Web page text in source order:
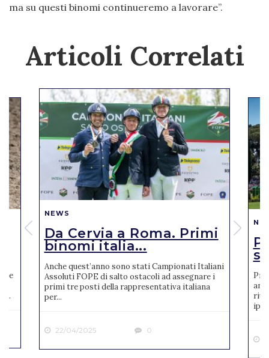
ma su questi binomi continueremo a lavorare”.
Articoli Correlati
...
NEWS
Da Cervia a Roma. Primi
binomi italia...
Anche quest’anno sono stati Campionati Italiani
Assoluti FOPE di salto ostacoli ad assegnare i
primi tre posti della rappresentativa italiana
per...
22/04/2025 0